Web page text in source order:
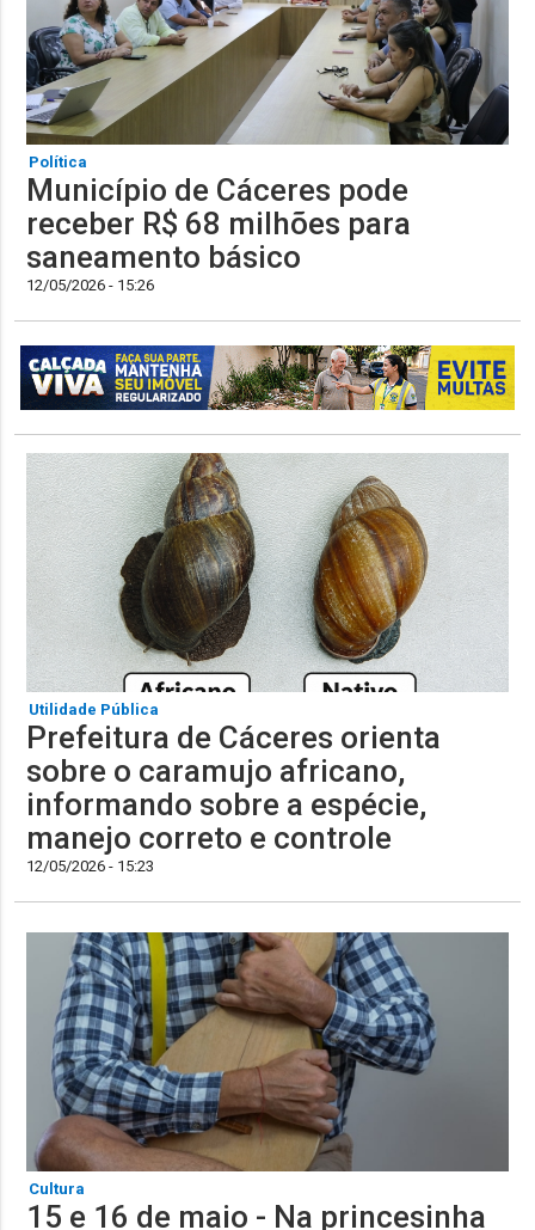
Política
Município de Cáceres pode
receber R$ 68 milhões para
saneamento básico
12/05/2026 - 15:26
Utilidade Pública
Prefeitura de Cáceres orienta
sobre o caramujo africano,
informando sobre a espécie,
manejo correto e controle
12/05/2026 - 15:23
Cultura
15 e 16 de maio - Na princesinha